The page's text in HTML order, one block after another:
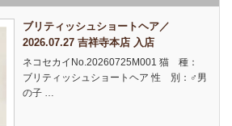
ブリティッシュショートヘア／
2026.07.27 吉祥寺本店 入店
ネコセカイNo.20260725M001 猫 種：
ブリティッシュショートヘア 性 別：♂男
の子 …